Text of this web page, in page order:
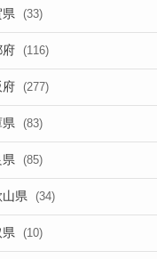
(33)
府 (116)
府 (277)
(83)
(85)
県 (34)
県 (10)